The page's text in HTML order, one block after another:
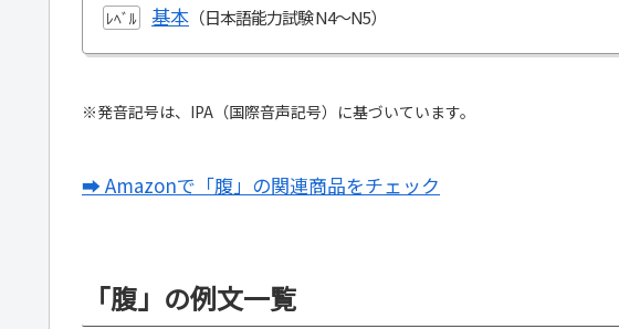
ﾚﾍﾞﾙ 基本
※発音記号は、IPA（国際音声記号）に基づいています。
➡ Amazonで「腹」の関連商品をチェック
「腹」の例文一覧